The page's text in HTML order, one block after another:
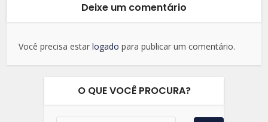
Deixe um comentário
Você precisa estarlogado para publicar um comentário.
O QUE VOCÊ PROCURA?